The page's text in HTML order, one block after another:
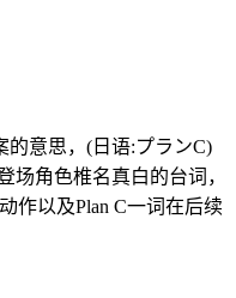
的意思，(日语:プランC)
场角色椎名真白的台词，
作以及Plan C一词在后续